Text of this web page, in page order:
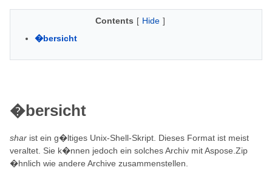
Contents [ Hide ]
�bersicht
�bersicht
shar ist ein g�ltiges Unix-Shell-Skript. Dieses Format ist meist
veraltet. Sie k�nnen jedoch ein solches Archiv mit Aspose.Zip
�hnlich wie andere Archive zusammenstellen.